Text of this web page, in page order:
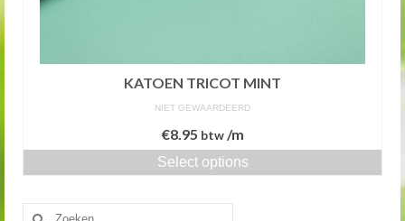
KATOEN TRICOT MINT
NIET GEWAARDEERD
€8.95 btw/m
Select options
Zoeken